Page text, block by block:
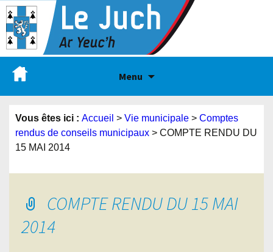
Menu
Vous êtes ici : Accueil > Vie municipale > Comptes
rendus de conseils municipaux > COMPTE RENDU DU
15 MAI 2014
COMPTE RENDU DU 15 MAI
2014